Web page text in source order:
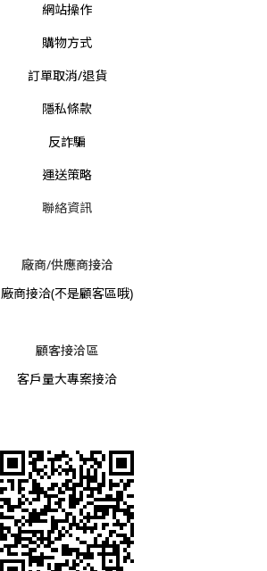
網站操作
購物方式
訂單取消/退貨
隱私條款
反詐騙
運送策略
聯絡資訊
廠商/供應商接洽
廠商接洽(不是顧客區哦)
顧客接洽區
客戶量大專案接洽